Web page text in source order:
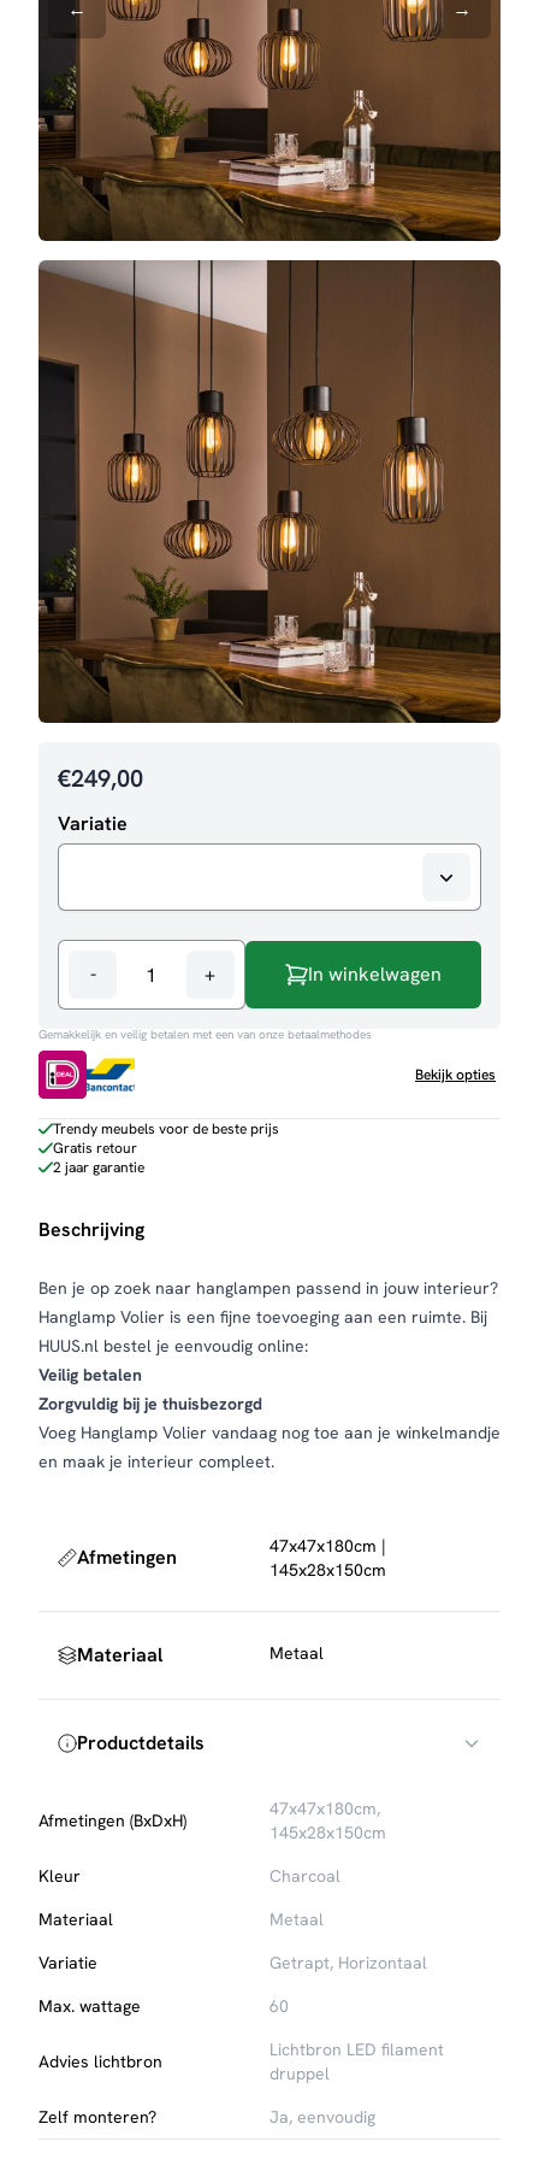
€249,00
Variatie
-
Hanglamp
Volier
aantal
+ In winkelwagen
Gemakkelijk en veilig betalen met een van onze betaalmethodes
Bekijk opties
Trendy meubels voor de beste prijs
Gratis retour
2 jaar garantie
Beschrijving
Ben je op zoek naar hanglampen passend in jouw interieur?
Hanglamp Volier is een fijne toevoeging aan een ruimte. Bij
HUUS.nl bestel je eenvoudig online:
Veilig betalen
Zorgvuldig bij je thuisbezorgd
Voeg Hanglamp Volier vandaag nog toe aan je winkelmandje
en maak je interieur compleet.
Afmetingen
47x47x180cm |
145x28x150cm
Materiaal Metaal
Productdetails
Afmetingen (BxDxH)
47x47x180cm,
145x28x150cm
Kleur
Charcoal
Materiaal
Metaal
Variatie
Getrapt, Horizontaal
Max. wattage
60
Advies lichtbron
Lichtbron LED filament
druppel
Zelf monteren?
Ja, eenvoudig